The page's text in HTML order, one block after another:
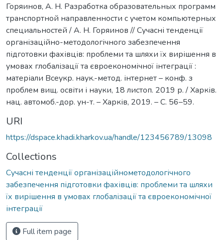
Горяинов, А. Н. Разработка образовательных программ
транспортной направленности с учетом компьютерных
специальностей / А. Н. Горяинов // Сучасні тенденції
організаційно-методологічного забезпечення
підготовки фахівців: проблеми та шляхи їх вирішення в
умовах глобалізації та євроекономічної інтеграції :
матеріали Всеукр. наук.-метод. інтернет – конф. з
проблем вищ. освіти і науки, 18 листоп. 2019 р. / Харків.
нац. автомоб.-дор. ун-т. – Харків, 2019. – С. 56–59.
URI
https://dspace.khadi.kharkov.ua/handle/123456789/13098
Collections
Сучасні тенденції організаційнометодологічного
забезпечення підготовки фахівців: проблеми та шляхи
їх вирішення в умовах глобалізації та євроекономічної
інтеграції
Full item page